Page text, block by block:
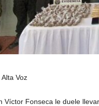
Voz
Víctor Fonseca le duele